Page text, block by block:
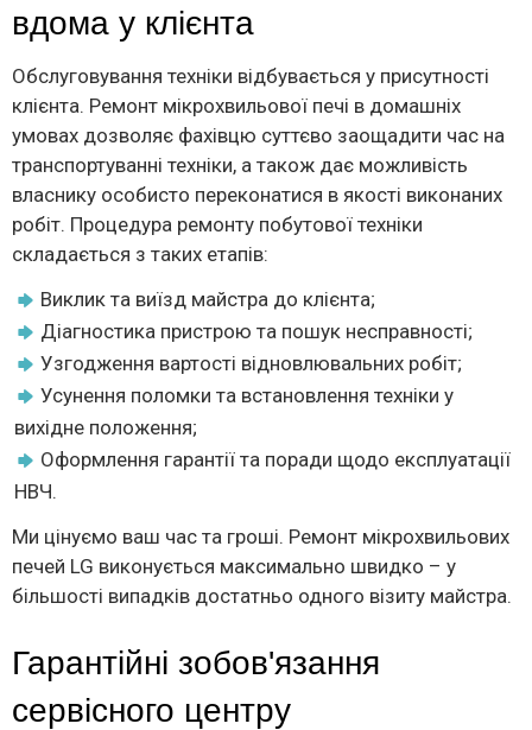
вдома у клієнта
Обслуговування техніки відбувається у присутності
клієнта. Ремонт мікрохвильової печі в домашніх
умовах дозволяє фахівцю суттєво заощадити час на
транспортуванні техніки, а також дає можливість
власнику особисто переконатися в якості виконаних
робіт. Процедура ремонту побутової техніки
складається з таких етапів:
Виклик та виїзд майстра до клієнта;
Діагностика пристрою та пошук несправності;
Узгодження вартості відновлювальних робіт;
Усунення поломки та встановлення техніки у
вихідне положення;
Оформлення гарантії та поради щодо експлуатації
НВЧ.
Ми цінуємо ваш час та гроші. Ремонт мікрохвильових
печей LG виконується максимально швидко – у
більшості випадків достатньо одного візиту майстра.
Гарантійні зобов'язання
сервісного центру